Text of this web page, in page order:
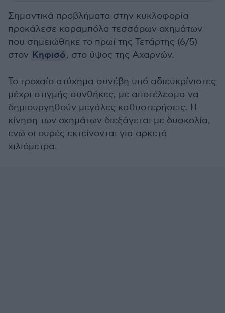
Σημαντικά προβλήματα στην κυκλοφορία
προκάλεσε καραμπόλα τεσσάρων οχημάτων
που σημειώθηκε το πρωί της Τετάρτης (6/5)
στον Κηφισό, στο ύψος της Αχαρνών.
Το τροχαίο ατύχημα συνέβη υπό αδιευκρίνιστες
μέχρι στιγμής συνθήκες, με αποτέλεσμα να
δημιουργηθούν μεγάλες καθυστερήσεις. Η
κίνηση των οχημάτων διεξάγεται με δυσκολία,
ενώ οι ουρές εκτείνονται για αρκετά
χιλιόμετρα.